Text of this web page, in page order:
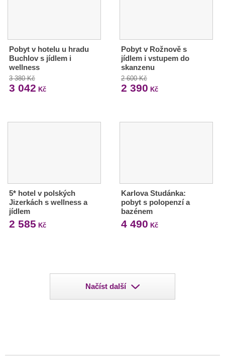
Pobyt v hotelu u hradu
Buchlov s jídlem i
wellness
3 380 Kč
3 042 Kč
Pobyt v Rožnově s
jídlem i vstupem do
skanzenu
2 600 Kč
2 390 Kč
5* hotel v polských
Jizerkách s wellness a
jídlem
2 585 Kč
Karlova Studánka:
pobyt s polopenzí a
bazénem
4 490 Kč
Načíst další